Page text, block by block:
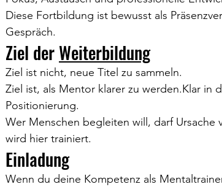
Diese Fortbildung ist bewusst als
Gespräch.
Ziel der Weiterbildung
Ziel ist nicht, neue Titel zu sammeln.
Ziel ist, als Mentor klarer zu werden.Klar in
Positionierung.
Wer Menschen begleiten will, darf
wird hier trainiert.
Einladung
Wenn du deine Kompetenz als